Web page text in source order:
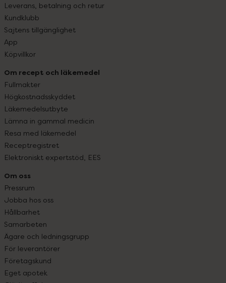
Leverans, betalning och retur
Kundklubb
Sajtens tillgänglighet
App
Köpvillkor
Om recept och läkemedel
Fullmakter
Högkostnadsskyddet
Läkemedelsutbyte
Lämna in gammal medicin
Resa med läkemedel
Receptregistret
Elektroniskt expertstöd, EES
Om oss
Pressrum
Jobba hos oss
Hållbarhet
Samarbeten
Ägare och ledningsgrupp
För leverantörer
Företagskund
Eget apotek